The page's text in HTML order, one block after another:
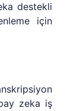
destekli
için
zeka iş